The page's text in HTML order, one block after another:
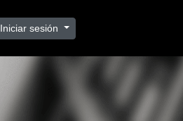
Iniciar sesión